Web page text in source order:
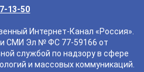
13-50
Интернет-Канал «Россия».
СМИ Эл № ФС 77-59166 от
службой по надзору в сфере
и массовых коммуникаций.